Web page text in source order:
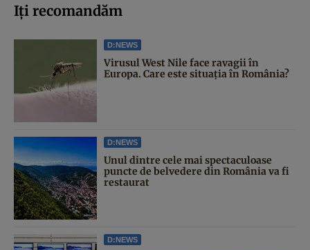
Iți recomandăm
D:NEWS
Virusul West Nile face ravagii în
Europa. Care este situația în România?
D:NEWS
Unul dintre cele mai spectaculoase
puncte de belvedere din România va fi
restaurat
D:NEWS